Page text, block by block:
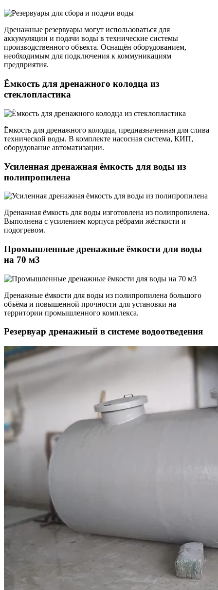
Дренажные резервуары могут использоваться для
аккумуляции и подачи воды в технические системы
производственного объекта. Оснащён оборудованием,
необходимым для подключения к коммуникациям
предприятия.
Ёмкость для дренажного колодца из
стеклопластика
Ёмкость для дренажного колодца, предназначенная для слива
технической воды. В комплекте насосная система, КИП,
оборудование автоматизации.
Усиленная дренажная ёмкость для воды из
полипропилена
Дренажная ёмкость для воды изготовлена из полипропилена.
Выполнена с усилением корпуса рёбрами жёсткости и
подогревом.
Промышленные дренажные ёмкости для воды
на 70 м3
Дренажные ёмкости для воды из полипропилена большого
объёма и повышенной прочности для установки на
территории промышленного комплекса.
Резервуар дренажный в системе водоотведения